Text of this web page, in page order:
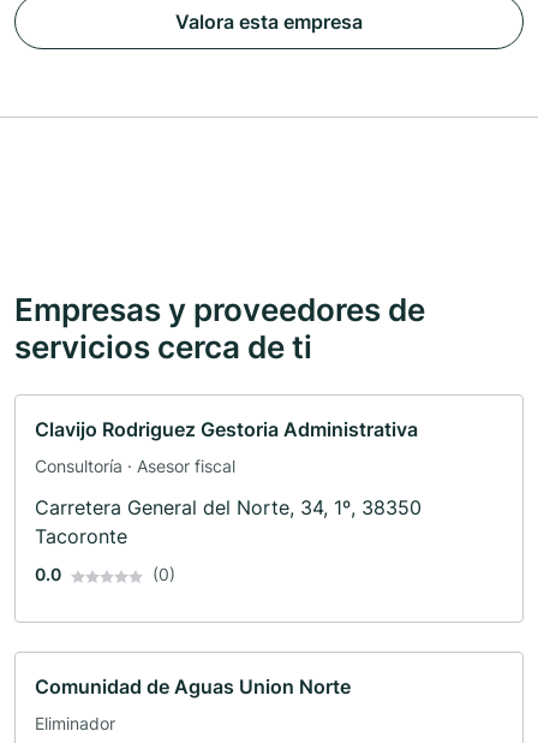
Valora esta empresa
Empresas y proveedores de
servicios cerca de ti
Clavijo Rodriguez Gestoria Administrativa
Consultoría · Asesor fiscal
Carretera General del Norte, 34, 1º, 38350
Tacoronte
0.0 (0)
Comunidad de Aguas Union Norte
Eliminador